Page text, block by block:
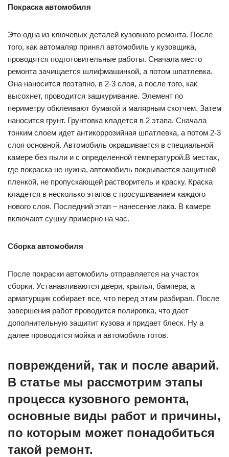
Покраска автомобиля
Это одна из ключевых деталей кузовного ремонта. После
того, как автомаляр принял автомобиль у кузовщика,
проводятся подготовительные работы. Сначала место
ремонта зачищается шлифмашинкой, а потом шпатлевка.
Она наносится поэтапно, в 2-3 слоя, а после того, как
высохнет, проводится зашкуривание. Элемент по
периметру обклеивают бумагой и малярным скотчем. Затем
наносится грунт. Грунтовка кладется в 2 этапа. Сначала
тонким слоем идет антикоррозийная шпатлевка, а потом 2-3
слоя основной. Автомобиль окрашивается в специальной
камере без пыли и с определенной температурой.В местах,
где покраска не нужна, автомобиль покрывается защитной
пленкой, не пропускающей растворитель и краску. Краска
кладется в несколько этапов с просушиванием каждого
нового слоя. Последний этап – нанесение лака. В камере
включают сушку примерно на час.
Сборка автомобиля
После покраски автомобиль отправляется на участок
сборки. Устанавливаются двери, крылья, бампера, а
арматурщик собирает все, что перед этим разбирал. После
завершения работ проводится полировка, что дает
дополнительную защитит кузова и придает блеск. Ну а
далее проводится мойка и автомобиль готов.
повреждений, так и после аварий.
В статье мы рассмотрим этапы
процесса кузовного ремонта,
основные виды работ и причины,
по которым может понадобиться
такой ремонт.